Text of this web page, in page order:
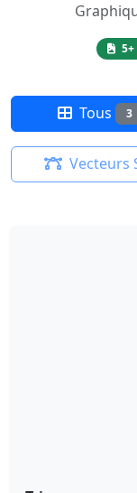
Tous 3
Vecteurs